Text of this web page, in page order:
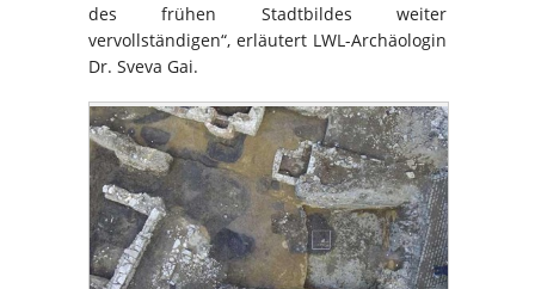
des frühen Stadtbildes weiter
vervollständigen“, erläutert LWL-Archäologin
Dr. Sveva Gai.